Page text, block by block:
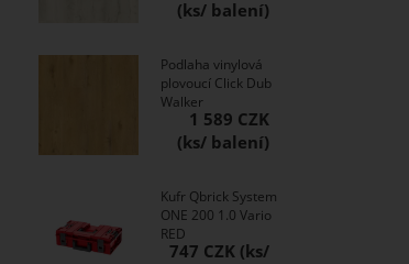
Podlaha vinylová
plovoucí Click Dub
Walker
1 589 CZK
Kufr Qbrick System
ONE 200 1.0 Vario
RED
747 CZK